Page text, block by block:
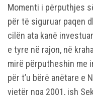
Momenti i përputhjes
për të siguruar paqen
cilën ata kanë
e tyre në rajon, në
mirë përputheshin me
për t’u bërë anëtare e
vjetër nga 2001, ish